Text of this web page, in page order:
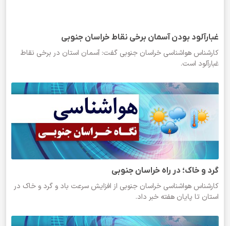
غبارآلود بودن آسمان برخی نقاط خراسان جنوبی
کارشناس هواشناسی خراسان جنوبی گفت: آسمان استان در برخی نقاط
غبارآلود است.
گرد و خاک؛ در راه خراسان جنوبی
کارشناس هواشناسی خراسان جنوبی از افزایش سرعت باد و گرد و خاک در
استان تا پایان هفته خبر داد.